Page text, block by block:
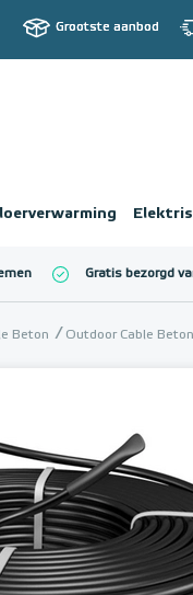
Grootste aanbod
Gratis bezorgd
Beton Outdoor Cable